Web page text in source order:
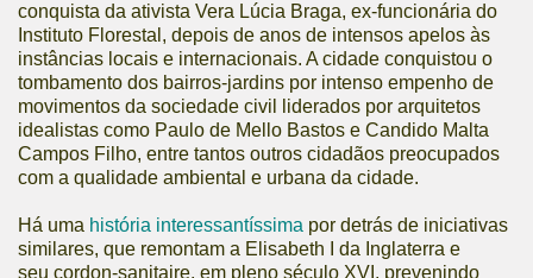
conquista da ativista Vera Lúcia Braga, ex-funcionária do
Instituto Florestal, depois de anos de intensos apelos às
instâncias locais e internacionais. A cidade conquistou o
tombamento dos bairros-jardins por intenso empenho de
movimentos da sociedade civil liderados por arquitetos
idealistas como Paulo de Mello Bastos e Candido Malta
Campos Filho, entre tantos outros cidadãos preocupados
com a qualidade ambiental e urbana da cidade.
Há uma história interessantíssima por detrás de iniciativas
similares, que remontam a Elisabeth I da Inglaterra e
seu cordon-sanitaire, em pleno século XVI, prevenindo